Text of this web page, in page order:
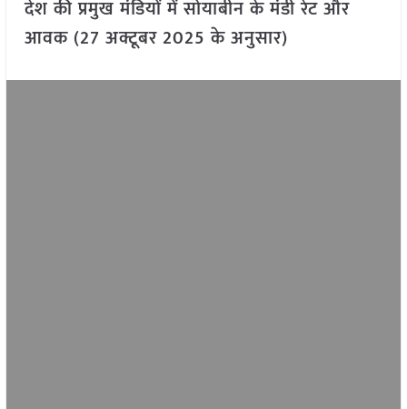
देश की प्रमुख मंडियों में सोयाबीन के मंडी रेट और
आवक (27 अक्टूबर 2025 के अनुसार)